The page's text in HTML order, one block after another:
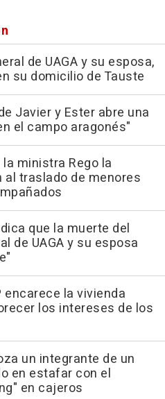
de UAGA y su esposa,
su domicilio de Tauste
Javier y Ester abre una
el campo aragonés"
ministra Rego la
al traslado de menores
que la muerte del
de UAGA y su esposa
encarece la vivienda
los intereses de los
un integrante de un
en estafar con el
en cajeros